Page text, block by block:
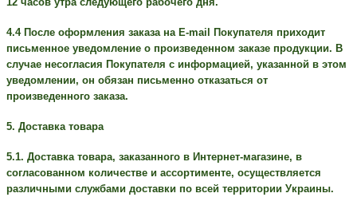
4.4 После оформления заказа на E-mail Покупателя приходит
письменное уведомление о произведенном заказе продукции. В
случае несогласия Покупателя с информацией, указанной в этом
уведомлении, он обязан письменно отказаться от
произведенного заказа.
5. Доставка товара
5.1. Доставка товара, заказанного в Интернет-магазине, в
согласованном количестве и ассортименте, осуществляется
различными службами доставки по всей территории Украины.